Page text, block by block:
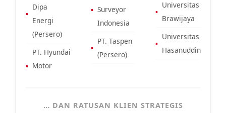
▪
Dipa
Energi
(Persero)
▪
PT. Hyundai
Motor
▪ Surveyor
Indonesia
▪
PT. Taspen
(Persero)
▪
Universitas
Brawijaya
▪
Universitas
Hasanuddin
… DAN RATUSAN KLIEN STRATEGIS